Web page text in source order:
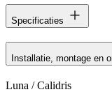
Specificaties
Installatie, montage en
Luna / Calidris